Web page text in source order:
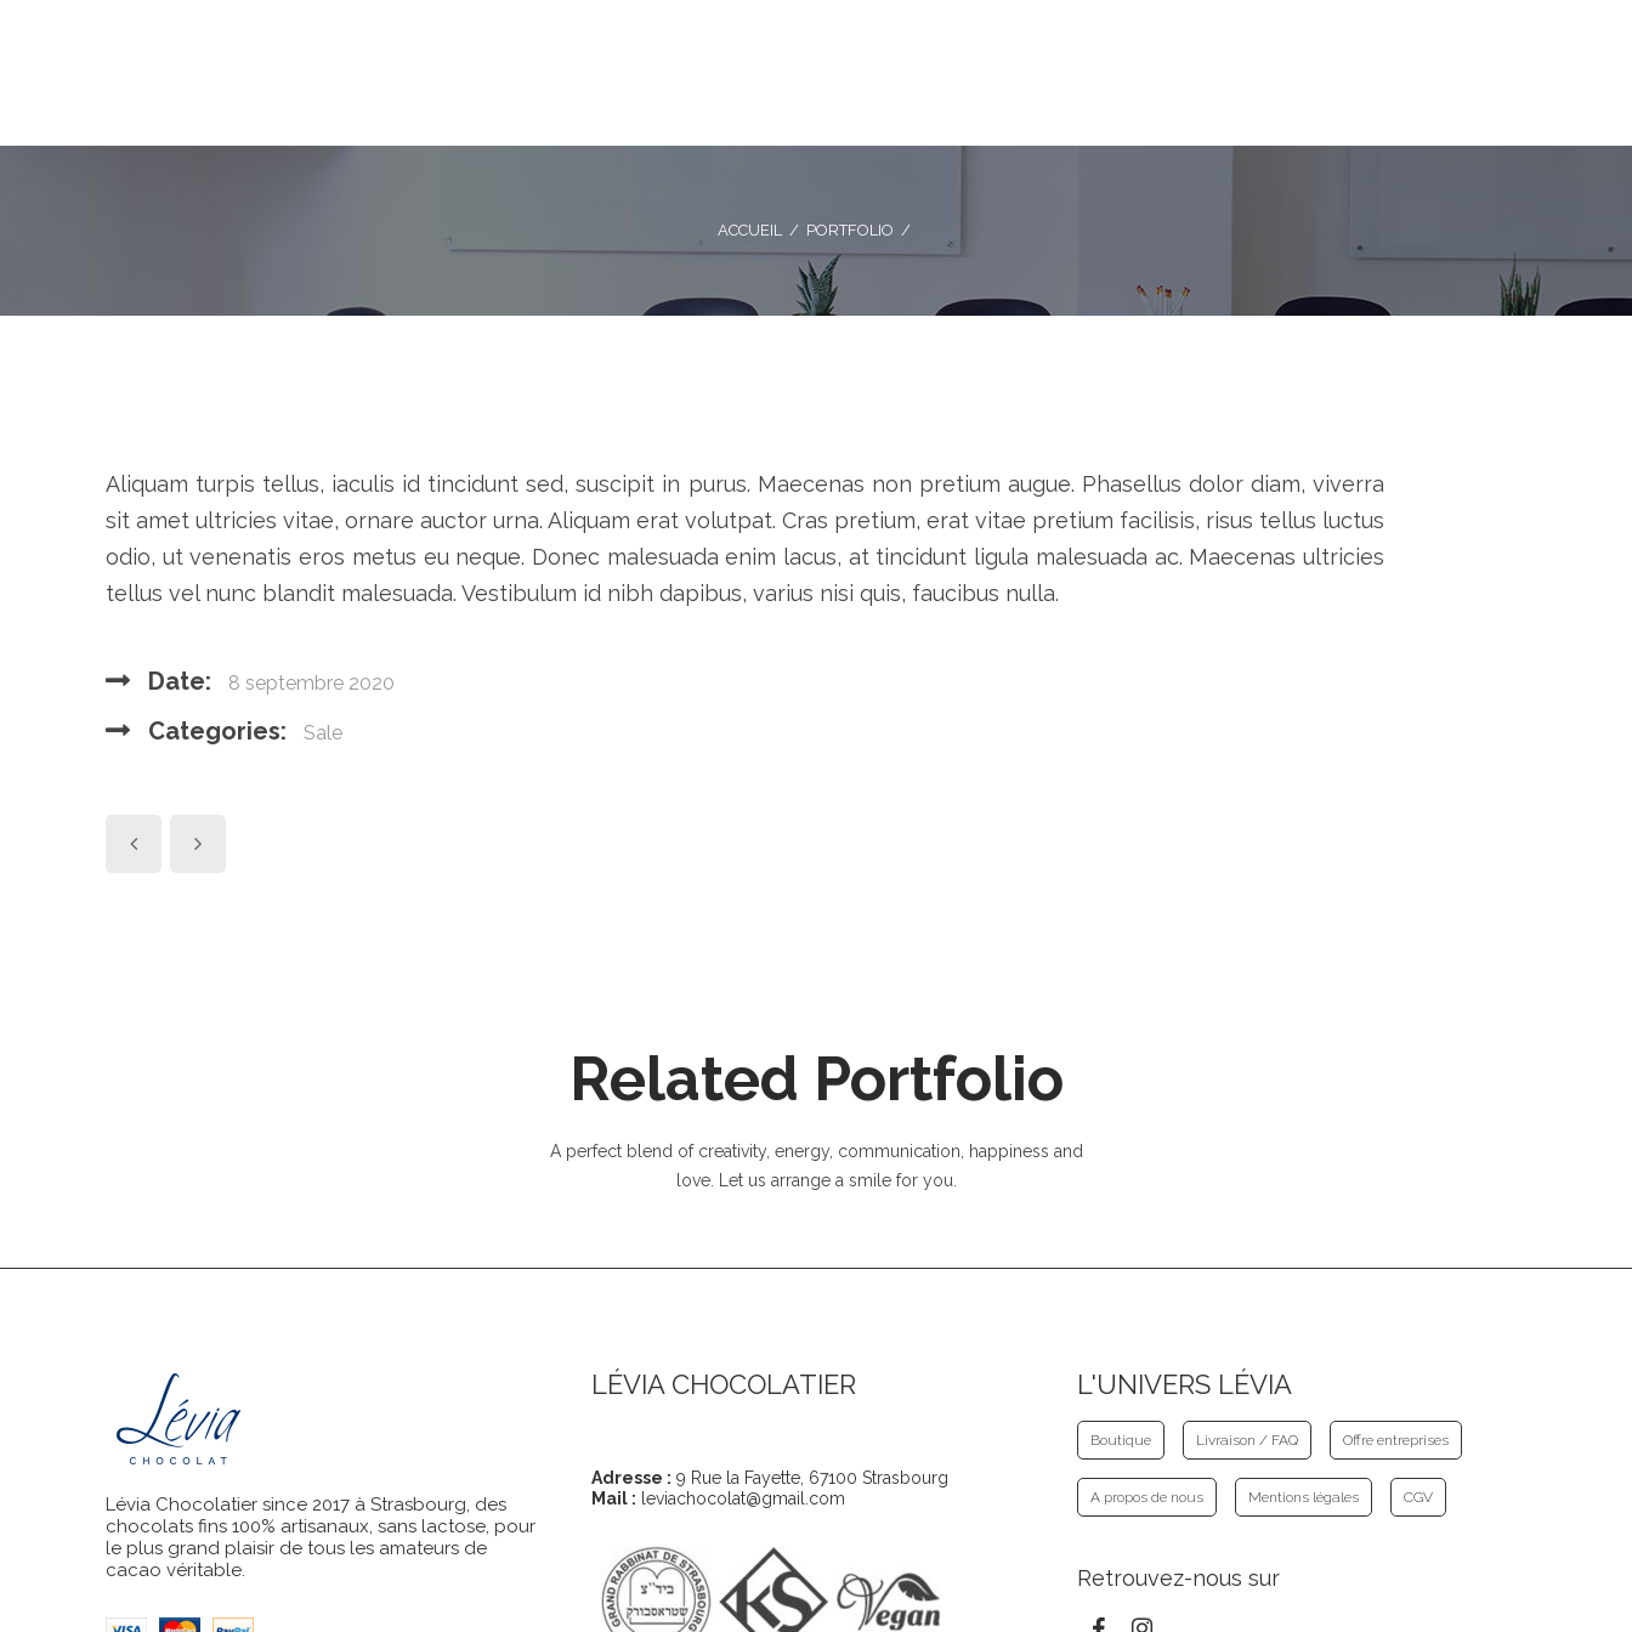
ACCUEIL / PORTFOLIO /
Aliquam turpis tellus, iaculis id tincidunt sed, suscipit in purus. Maecenas non pretium augue. Phasellus dolor diam, viverra
sit amet ultricies vitae, ornare auctor urna. Aliquam erat volutpat. Cras pretium, erat vitae pretium facilisis, risus tellus luctus
odio, ut venenatis eros metus eu neque. Donec malesuada enim lacus, at tincidunt ligula malesuada ac. Maecenas ultricies
tellus vel nunc blandit malesuada. Vestibulum id nibh dapibus, varius nisi quis, faucibus nulla.
Date: 8 septembre 2020
Categories: Sale
Related Portfolio
A perfect blend of creativity, energy, communication, happiness and
love. Let us arrange a smile for you.
Lévia Chocolatier since 2017 à Strasbourg, des
chocolats fins 100% artisanaux, sans lactose, pour
le plus grand plaisir de tous les amateurs de
cacao véritable.
LÉVIA CHOCOLATIER
Adresse : 9 Rue la Fayette, 67100 Strasbourg
Mail : leviachocolat@gmail.com
L'UNIVERS LÉVIA
Boutique Livraison / FAQ Offre entreprises
A propos de nous Mentions légales CGV
Retrouvez-nous sur